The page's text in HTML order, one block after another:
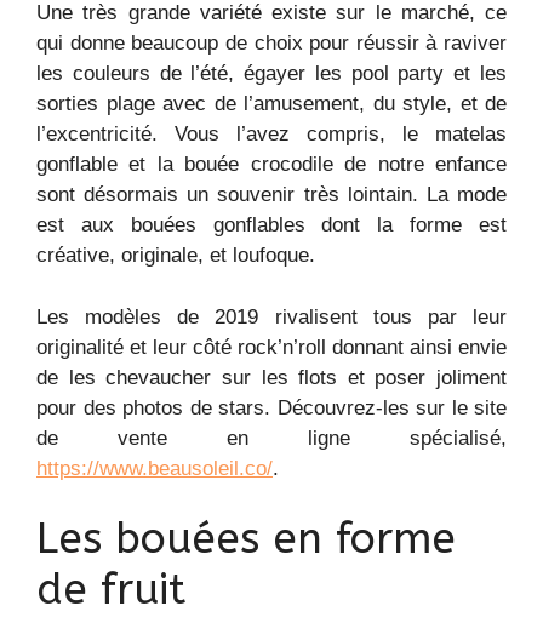
Une très grande variété existe sur le marché, ce
qui donne beaucoup de choix pour réussir à raviver
les couleurs de l’été, égayer les pool party et les
sorties plage avec de l’amusement, du style, et de
l’excentricité. Vous l’avez compris, le matelas
gonflable et la bouée crocodile de notre enfance
sont désormais un souvenir très lointain. La mode
est aux bouées gonflables dont la forme est
créative, originale, et loufoque.
Les modèles de 2019 rivalisent tous par leur
originalité et leur côté rock’n’roll donnant ainsi envie
de les chevaucher sur les flots et poser joliment
pour des photos de stars. Découvrez-les sur le site
de vente en ligne spécialisé,
https://www.beausoleil.co/.
Les bouées en forme
de fruit